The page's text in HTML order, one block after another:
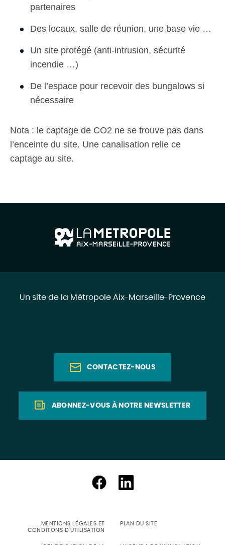
partenaires
Des locaux, salle de réunion, une base vie …
Un site protégé (anti-intrusion, sécurité
incendie …)
De l’espace pour recevoir des bungalows si
nécessaire
Nota : le captage de CO2 ne se trouve pas dans
l’enceinte du site. Une canalisation relie ce
captage au site.
Un site de la Métropole Aix-Marseille-Provence
CONTACTEZ-NOUS
ABONNEZ-VOUS À NOTRE NEWSLETTER
MENTIONS LÉGALES ET
CONDITONS D'UTILISATION
PLAN DU SITE